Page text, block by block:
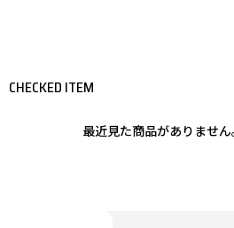
CHECKED ITEM
最近見た商品がありません